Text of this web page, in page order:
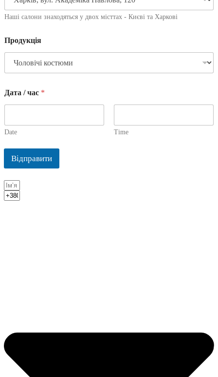
Наші салони знаходяться у двох місттах - Києві та Харкові
Продукція
Дата / час *
Date Time
Відправити